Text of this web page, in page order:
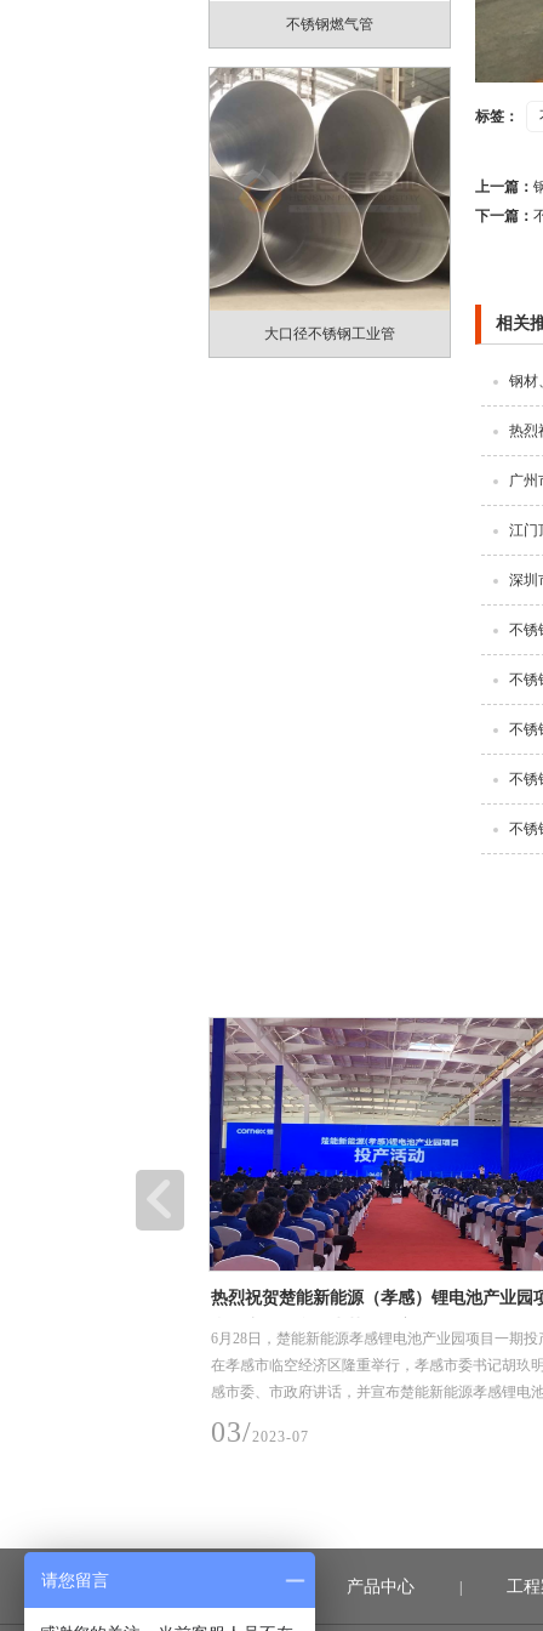
不锈钢燃气管
大口径不锈钢工业管
标签：
上一篇：
下一篇：
相关
钢材
热烈
广州
江门
深圳
不锈
不锈
不锈
不锈
不锈
热烈祝贺楚能新能源（孝感）锂电池产业园
道系统产品
6月28日，楚能新能源孝感锂电池产业园项目一期投
在孝感市临空经济区隆重举行，孝感市委书记胡玖
感市委、市政府讲话，并宣布楚能新能源孝感锂电
03/2023-07
| 产品中心 | 工
请您留言